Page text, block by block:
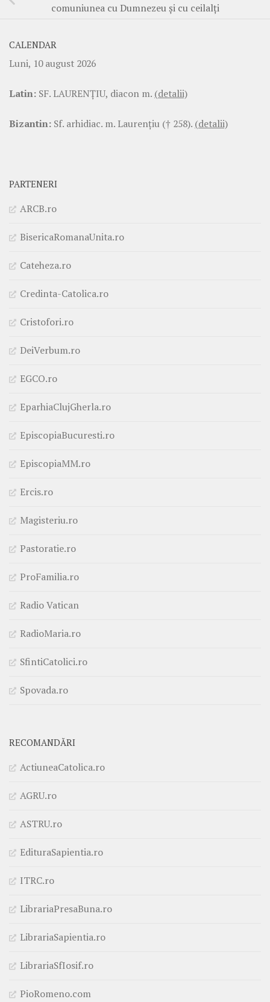
comuniunea cu Dumnezeu și cu ceilalți
CALENDAR
Luni, 10 august 2026
Latin: SF. LAURENŢIU, diacon m. (detalii)
Bizantin: Sf. arhidiac. m. Laurenţiu († 258). (detalii)
PARTENERI
ARCB.ro
BisericaRomanaUnita.ro
Cateheza.ro
Credinta-Catolica.ro
Cristofori.ro
DeiVerbum.ro
EGCO.ro
EparhiaClujGherla.ro
EpiscopiaBucuresti.ro
EpiscopiaMM.ro
Ercis.ro
Magisteriu.ro
Pastoratie.ro
ProFamilia.ro
Radio Vatican
RadioMaria.ro
SfintiCatolici.ro
Spovada.ro
RECOMANDĂRI
ActiuneaCatolica.ro
AGRU.ro
ASTRU.ro
EdituraSapientia.ro
ITRC.ro
LibrariaPresaBuna.ro
LibrariaSapientia.ro
LibrariaSfIosif.ro
PioRomeno.com